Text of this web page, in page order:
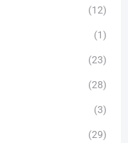
(12)
(1)
(23)
(28)
(3)
(29)